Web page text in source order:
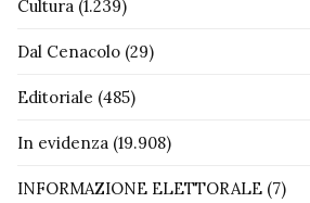
Cultura (1.239)
Dal Cenacolo (29)
Editoriale (485)
In evidenza (19.908)
INFORMAZIONE ELETTORALE (7)